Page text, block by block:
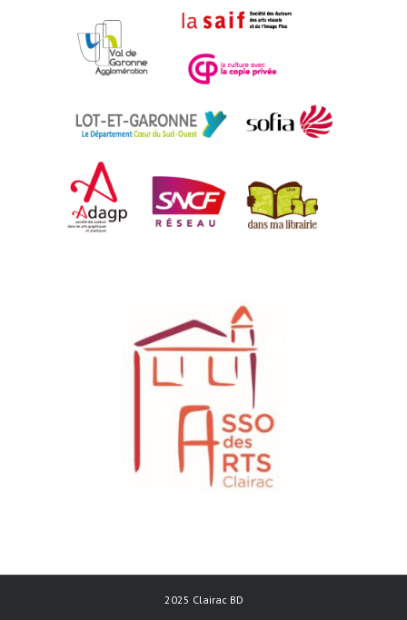
2025 Clairac BD